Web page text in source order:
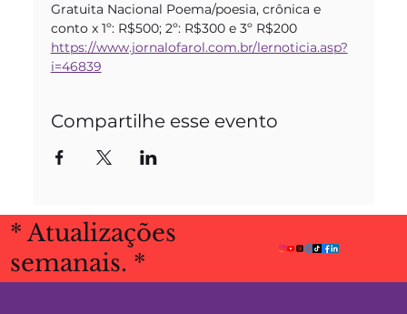
Gratuita Nacional Poema/poesia, crônica e
conto x 1º: R$500; 2º: R$300 e 3º R$200
https://www.jornalofarol.com.br/lernoticia.asp?
i=46839
Compartilhe esse evento
* Atualizações
semanais. *